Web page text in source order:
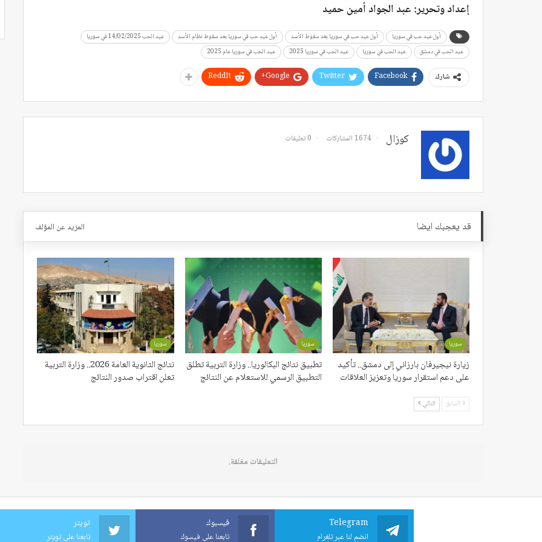
إعداد وتحرير: عبد الجواد أمين حميد
أول عيد حب في سوريا أول عيد حب في سوريا بعد سقوط الأسد أول عيد حب في سوريا بعد سقوط نظام الأسد
عيد الحب 14/02/2025 في سوريا
عيد الحب في دمشق
عيد الحب في سوريا عيد الحب في سوريا 2025 عيد الحب في سوريا عام 2025
شارك Facebook
Twitter
Google+
ReddIt
كوزال 1674 المشاركات 0 تعليقات
قد يعجبك ايضا المزيد عن المؤلف
سوريا
زيارة نيجيرفان بارزاني إلى دمشق.. تأكيد
على دعم استقرار سوريا وتعزيز العلاقات
سوريا
تطبيق نتائج البكالوريا.. وزارة التربية تطلق
التطبيق الرسمي للاستعلام عن النتائج
سوريا
نتائج الثانوية العامة 2026.. وزارة التربية
تعلن اقتراب صدور النتائج
السابق التالي
التعليقات مغلقة.
Telegram
انضم لنا عبر تلغرام
فيسبوك
تابعنا على فيسوك
تويتر
تابعنا على تويتر